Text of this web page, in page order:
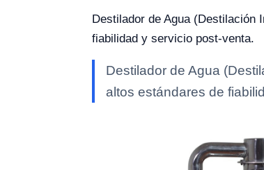
Destilador de Agua (Destilación
fiabilidad y servicio post-venta.
Destilador de Agua
altos estándares de